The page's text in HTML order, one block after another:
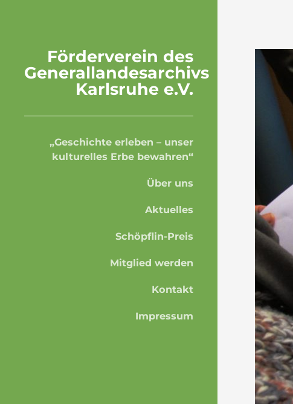
Förderverein des
Generallandesarchivs
Karlsruhe e.V.
„Geschichte erleben – unser
kulturelles Erbe bewahren“
Über uns
Aktuelles
Schöpflin-Preis
Mitglied werden
Kontakt
Impressum